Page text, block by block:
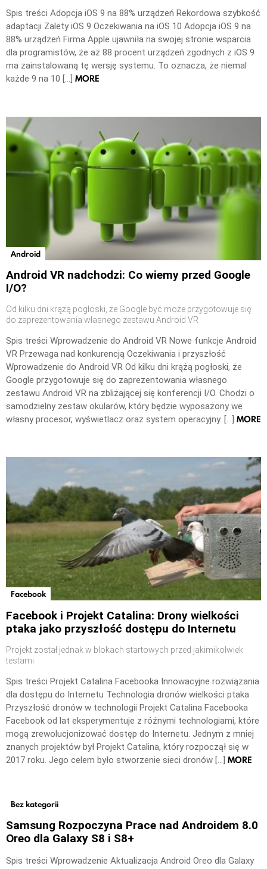
Spis treści Adopcja iOS 9 na 88% urządzeń Rekordowa szybkość
adaptacji Zalety iOS 9 Oczekiwania na iOS 10 Adopcja iOS 9 na
88% urządzeń Firma Apple ujawniła na swojej stronie wsparcia
dla programistów, że aż 88 procent urządzeń zgodnych z iOS 9
ma zainstalowaną tę wersję systemu. To oznacza, że niemal
każde 9 na 10 […] MORE
Android
Android VR nadchodzi: Co wiemy przed Google
I/O?
Od kilku dni krążą pogłoski, że Google być może przygotowuje się
do zaprezentowania własnego zestawu Android VR
Spis treści Wprowadzenie do Android VR Nowe funkcje Android
VR Przewaga nad konkurencją Oczekiwania i przyszłość
Wprowadzenie do Android VR Od kilku dni krążą pogłoski, że
Google przygotowuje się do zaprezentowania własnego
zestawu Android VR na zbliżającej się konferencji I/O. Chodzi o
samodzielny zestaw okularów, który będzie wyposażony we
własny procesor, wyświetlacz oraz system operacyjny. […] MORE
Facebook
Facebook i Projekt Catalina: Drony wielkości
ptaka jako przyszłość dostępu do Internetu
Projekt został jednak w blokach startowych przed jakimikolwiek
testami
Spis treści Projekt Catalina Facebooka Innowacyjne rozwiązania
dla dostępu do Internetu Technologia dronów wielkości ptaka
Przyszłość dronów w technologii Projekt Catalina Facebooka
Facebook od lat eksperymentuje z różnymi technologiami, które
mogą zrewolucjonizować dostęp do Internetu. Jednym z mniej
znanych projektów był Projekt Catalina, który rozpoczął się w
2017 roku. Jego celem było stworzenie sieci dronów […] MORE
Bez kategorii
Samsung Rozpoczyna Prace nad Androidem 8.0
Oreo dla Galaxy S8 i S8+
Spis treści Wprowadzenie Aktualizacja Android Oreo dla Galaxy